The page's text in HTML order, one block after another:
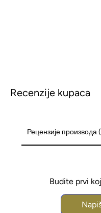
Recenzije kupaca
Рецензије производа
Budite prvi